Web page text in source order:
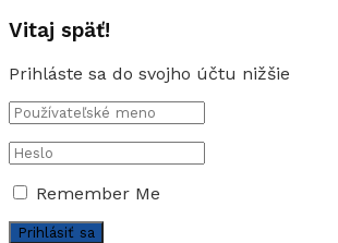
Vitaj späť!
Prihláste sa do svojho účtu nižšie
Remember Me